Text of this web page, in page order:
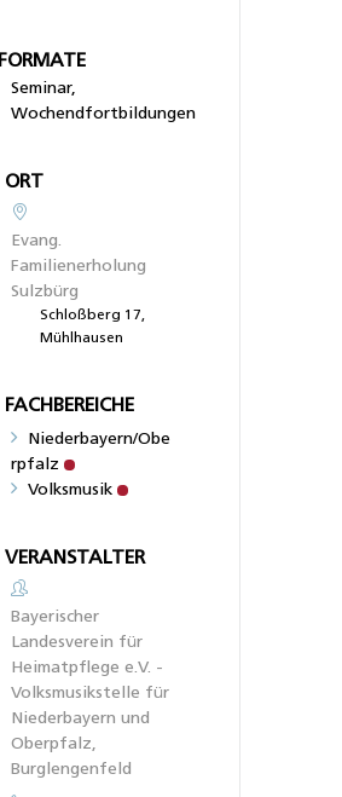
FORMATE
Seminar,
Wochendfortbildungen
ORT
Evang.
Familienerholung
Sulzbürg
Schloßberg 17,
Mühlhausen
FACHBEREICHE
Niederbayern/Obe
rpfalz
Volksmusik
VERANSTALTER
Bayerischer
Landesverein für
Heimatpflege e.V. -
Volksmusikstelle für
Niederbayern und
Oberpfalz,
Burglengenfeld